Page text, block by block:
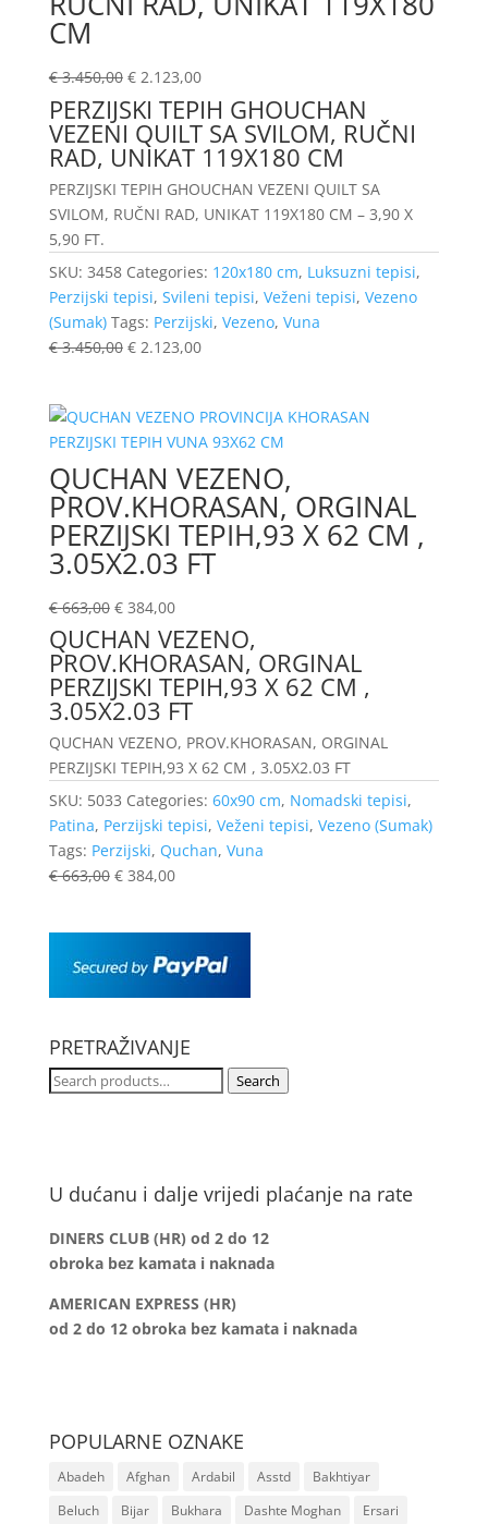
CM
€3.450,00 €2.123,00
PERZIJSKI TEPIH GHOUCHAN
VEZENI QUILT SA SVILOM, RUČNI
RAD, UNIKAT 119X180 CM
PERZIJSKI TEPIH GHOUCHAN VEZENI QUILT SA
SVILOM, RUČNI RAD, UNIKAT 119X180 CM – 3,90 X
5,90 FT.
SKU: 3458 Categories: 120x180 cm, Luksuzni tepisi,
Perzijski tepisi, Svileni tepisi, Veženi tepisi, Vezeno
(Sumak) Tags: Perzijski, Vezeno, Vuna
€3.450,00 €2.123,00
QUCHAN VEZENO,
PROV.KHORASAN, ORGINAL
PERZIJSKI TEPIH,93 X 62 CM ,
3.05X2.03 FT
€663,00 €384,00
QUCHAN VEZENO,
PROV.KHORASAN, ORGINAL
PERZIJSKI TEPIH,93 X 62 CM ,
3.05X2.03 FT
QUCHAN VEZENO, PROV.KHORASAN, ORGINAL
PERZIJSKI TEPIH,93 X 62 CM , 3.05X2.03 FT
SKU: 5033 Categories: 60x90 cm, Nomadski tepisi,
Patina, Perzijski tepisi, Veženi tepisi, Vezeno (Sumak)
Tags: Perzijski, Quchan, Vuna
€663,00 €384,00
PRETRAŽIVANJE
Search
Search
U dućanu i dalje vrijedi plaćanje na rate
DINERS CLUB (HR) od 2 do 12
obroka bez kamata i naknada
AMERICAN EXPRESS (HR)
od 2 do 12 obroka bez kamata i naknada
POPULARNE OZNAKE
Abadeh Afghan Ardabil Asstd
Bakhtiyar
Beluch
Bijar Bukhara Dashte Moghan
Ersari